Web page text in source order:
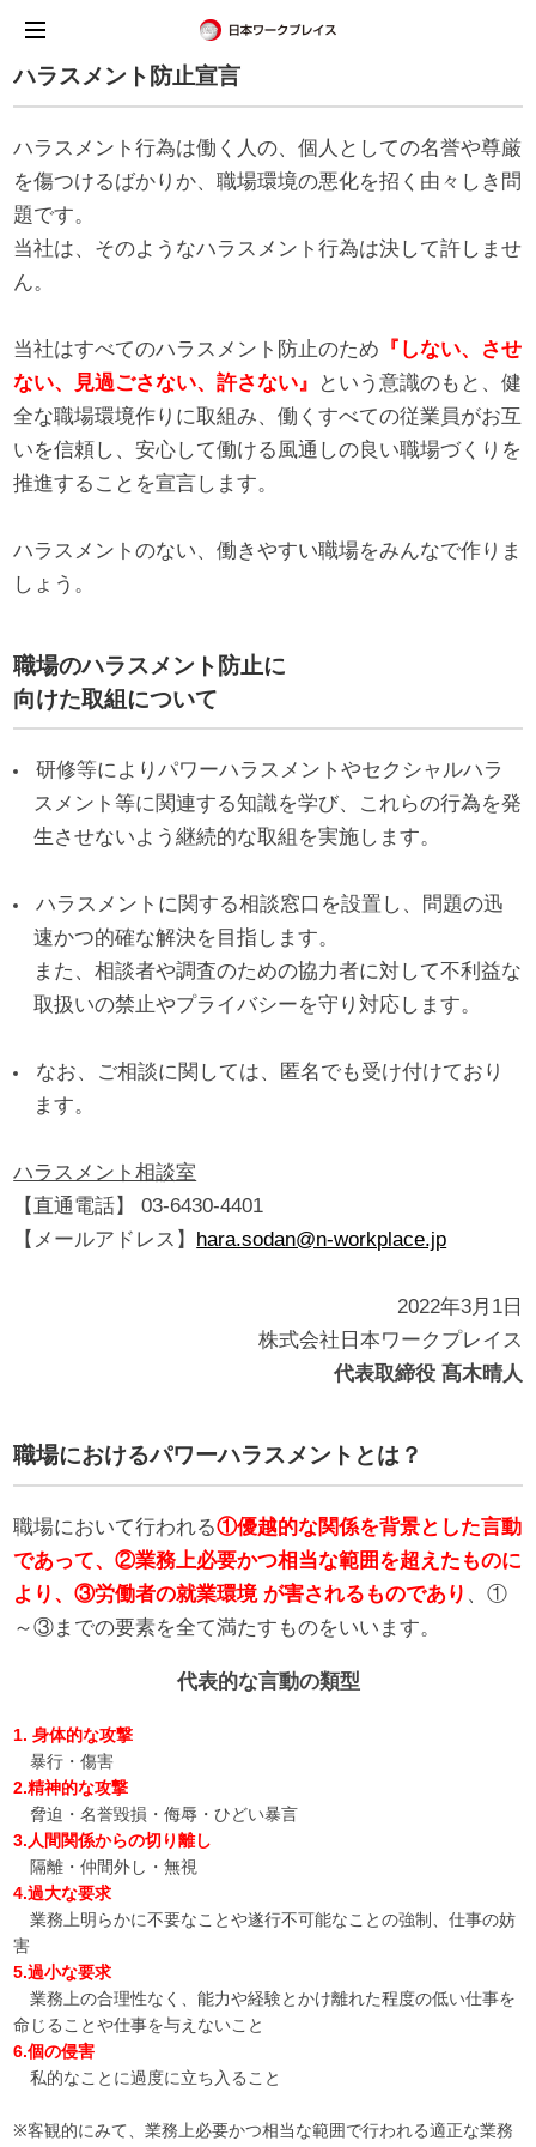
ハラスメント防止宣言
ハラスメント行為は働く人の、個人としての名誉や尊厳
を傷つけるばかりか、職場環境の悪化を招く由々しき問
題です。
当社は、そのようなハラスメント行為は決して許しませ
ん。
当社はすべてのハラスメント防止のため 『しない、させ
ない、見過ごさない、許さない』
という意識のもと、健
全な職場環境作りに取組み、働くすべての従業員がお互
いを信頼し、安心して働ける風通しの良い職場づくりを
推進することを宣言します。
ハラスメントのない、働きやすい職場をみんなで作りま
しょう。
職場のハラスメント防止に
向けた取組について
研修等によりパワーハラスメントやセクシャルハラ
スメント等に関連する知識を学び、これらの行為を発
生させないよう継続的な取組を実施します。
ハラスメントに関する相談窓口を設置し、問題の迅
速かつ的確な解決を目指します。
また、相談者や調査のための協力者に対して不利益な
取扱いの禁止やプライバシーを守り対応します。
なお、ご相談に関しては、匿名でも受け付けており
ます。
ハラスメント相談室
【直通電話】 03-6430-4401
【メールアドレス】 hara.sodan@n-workplace.jp
2022年3月1日
株式会社日本ワークプレイス
代表取締役 髙木晴人
職場におけるパワーハラスメントとは？
職場において行われる①優越的な関係を背景とした言動
であって、②業務上必要かつ相当な範囲を超えたものに
より、③労働者の就業環境 が害されるものであり 、①
～③までの要素を全て満たすものをいいます。
代表的な言動の類型
1. 身体的な攻撃
暴行・傷害
2.精神的な攻撃
脅迫・名誉毀損・侮辱・ひどい暴言
3.人間関係からの切り離し
隔離・仲間外し・無視
4.過大な要求
業務上明らかに不要なことや遂行不可能なことの強制、仕事の妨
害
5.過小な要求
業務上の合理性なく、能力や経験とかけ離れた程度の低い仕事を
命じることや仕事を与えないこと
6.個の侵害
私的なことに過度に立ち入ること
※客観的にみて、業務上必要かつ相当な範囲で行われる適正な業務